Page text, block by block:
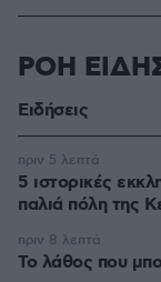
ΡΟΗ
Ειδήσεις
5 ιστορικές
παλιά πόλη της
πριν 5 λεπτά
Το λάθος που
πριν 8 λεπτά